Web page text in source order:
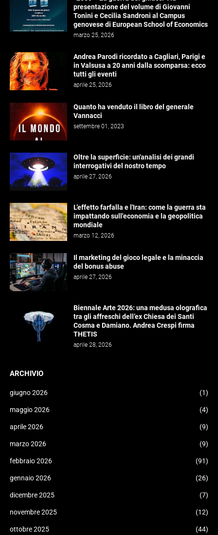
presentazione del volume di Giovanni
Tonini e Cecilia Sandroni al Campus
genovese di European School of Economics
marzo 25, 2026
Andrea Parodi ricordato a Cagliari, Parigi e
in Valsusa a 20 anni dalla scomparsa: ecco
tutti gli eventi
aprile 25, 2026
Quanto ha venduto il libro del generale
Vannacci
settembre 01, 2023
Oltre la superficie: un'analisi dei grandi
interrogativi del nostro tempo
aprile 27, 2026
L’effetto farfalla e l'Iran: come la guerra sta
impattando sull'economia e la geopolitica
mondiale
marzo 12, 2026
Il marketing del gioco legale e la minaccia
del bonus abuse
aprile 27, 2026
Biennale Arte 2026: una medusa olografica
tra gli affreschi dell’ex Chiesa dei Santi
Cosma e Damiano. Andrea Crespi firma
THETIS
aprile 28, 2026
ARCHIVIO
giugno 2026 (1)
maggio 2026 (4)
aprile 2026 (9)
marzo 2026 (9)
febbraio 2026 (91)
gennaio 2026 (26)
dicembre 2025 (7)
novembre 2025 (12)
ottobre 2025 (44)